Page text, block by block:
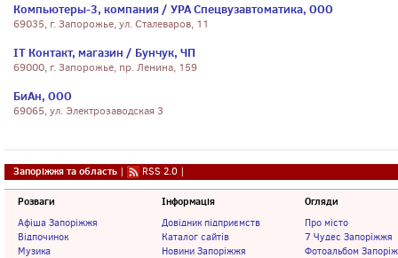
Компьютеры-3, компания / УРА Спецвузавтоматика, ООО
69035, г. Запорожье, ул. Сталеваров, 11
IT Контакт, магазин / Бунчук, ЧП
69000, г. Запорожье, пр. Ленина, 159
БиАн, ООО
69065, ул. Электрозаводская 3
Запоріжжя та область | RSS 2.0 |
Розваги
Афіша Запоріжжя
Відпочинок
Музика
Інформація
Довідник підприємств
Каталог сайтів
Новини Запоріжжя
Огляди
Про місто
7 Чудес Запоріжжя
Фотоальбом